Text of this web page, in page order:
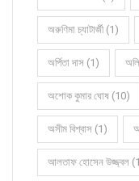
অরুণিমা চ্যাটার্জী (1)
অর্পিতা দাস (1)
অশোক কুমার ঘোষ (10)
অসীম বিশ্বাস (1)
আলতাফ হোসেন উজ্জ্বল